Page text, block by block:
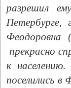
разрешил
Петербурге,
Феодоровна
прекрасно
к
поселились в